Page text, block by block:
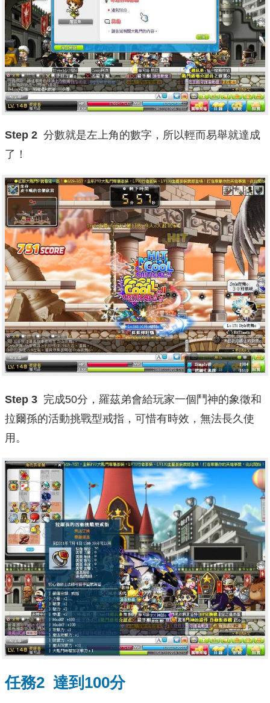
Step 2 分數就是左上角的數字，所以輕而易舉就達成
了！
Step 3 完成50分，羅茲弟會給玩家一個鬥神的象徵和
拉爾孫的活動挑戰型戒指，可惜有時效，無法長久使
用。
任務2 達到100分